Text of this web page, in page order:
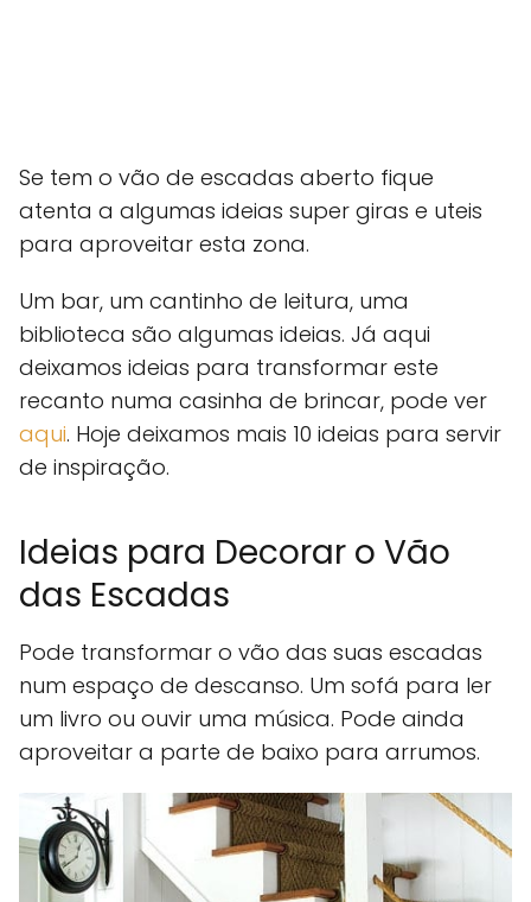
Se tem o vão de escadas aberto fique
atenta a algumas ideias super giras e uteis
para aproveitar esta zona.
Um bar, um cantinho de leitura, uma
biblioteca são algumas ideias. Já aqui
deixamos ideias para transformar este
recanto numa casinha de brincar, pode ver
aqui. Hoje deixamos mais 10 ideias para servir
de inspiração.
Ideias para Decorar o Vão
das Escadas
Pode transformar o vão das suas escadas
num espaço de descanso. Um sofá para ler
um livro ou ouvir uma música. Pode ainda
aproveitar a parte de baixo para arrumos.